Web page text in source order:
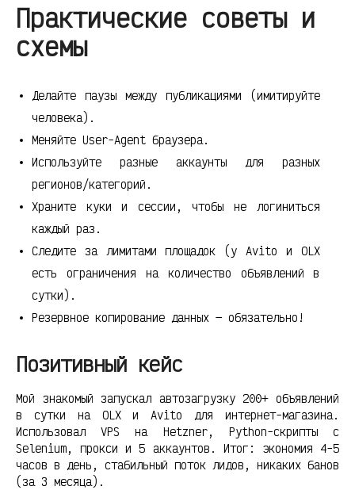
Практические советы и
схемы
Делайте паузы между публикациями (имитируйте
человека).
Меняйте User-Agent браузера.
Используйте разные аккаунты для разных
регионов/категорий.
Храните куки и сессии, чтобы не логиниться
каждый раз.
Следите за лимитами площадок (у Avito и OLX
есть ограничения на количество объявлений в
сутки).
Резервное копирование данных — обязательно!
Позитивный кейс
Мой знакомый запускал автозагрузку 200+ объявлений
в сутки на OLX и Avito для интернет-магазина.
Использовал VPS на Hetzner, Python-скрипты с
Selenium, прокси и 5 аккаунтов. Итог: экономия 4-5
часов в день, стабильный поток лидов, никаких банов
(за 3 месяца).